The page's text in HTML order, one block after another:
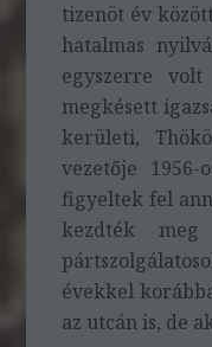
tizenöt év
hatalmas
egyszerre
megkésett
kerületi,
vezetője 1956-
figyeltek fel
kezdték
évekkel
az utcán is, de